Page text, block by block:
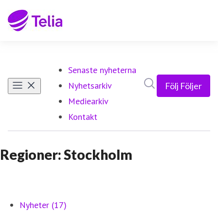
Senaste nyheterna
Nyhetsarkiv
Mediearkiv
Kontakt
Följ Följer
Regioner: Stockholm
Nyheter (17)